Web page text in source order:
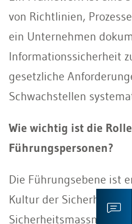
von Richtlinien,
ein Unternehmen
Informationssicherheit
gesetzliche
Schwachstellen
Wie wichtig ist die
Führungspersonen?
Die Führungsebene ist
Kultur der Sicherheit